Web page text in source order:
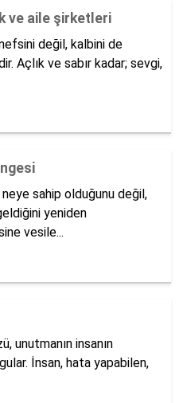
ve aile şirketleri
değil, kalbini de
Açlık ve sabır kadar; sevgi,
neye sahip olduğunu değil,
yeniden
vesile...
unutmanın insanın
İnsan, hata yapabilen,